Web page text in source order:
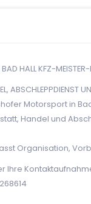
HALL KFZ-
ABSCHLEPPDIENST
Motorsport in
Handel und
Organisation,
Ihre